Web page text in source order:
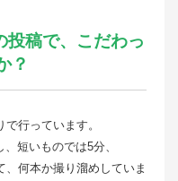
稿で、こだわっ
？
行っています。
短いものでは5分、
、何本か撮り溜めしていま